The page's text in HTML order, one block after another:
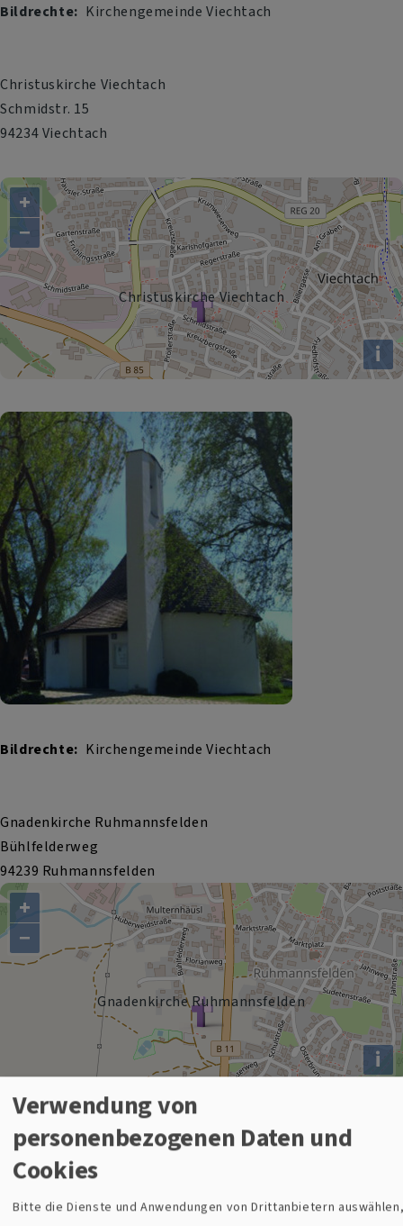
Bildrechte Kirchengemeinde Viechtach
Christuskirche Viechtach
Schmidstr. 15
94234 Viechtach
Christuskirche Viechtach
+
−
i
Bildrechte Kirchengemeinde Viechtach
Gnadenkirche Ruhmannsfelden
Bühlfelderweg
94239 Ruhmannsfelden
Gnadenkirche Ruhmannsfelden
+
−
i
Verwendung von
personenbezogenen Daten und
Cookies
Bitte die Dienste und Anwendungen von Drittanbietern